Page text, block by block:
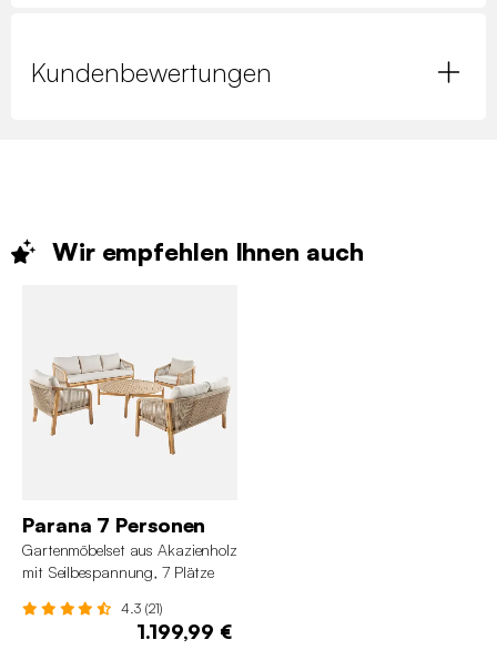
Kundenbewertungen
Wir empfehlen Ihnen auch
Parana 7 Personen
Gartenmöbelset aus Akazienholz
mit Seilbespannung, 7 Plätze
4.3 (21)
1.199,99 €